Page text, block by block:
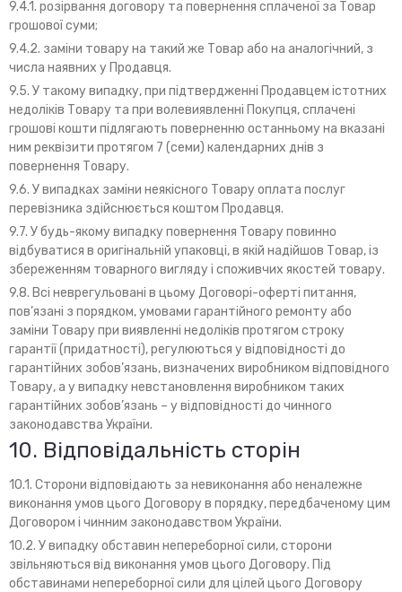
9.4.1. розірвання договору та повернення сплаченої за Товар
грошової суми;
9.4.2. заміни товару на такий же Товар або на аналогічний, з
числа наявних у Продавця.
9.5. У такому випадку, при підтвердженні Продавцем істотних
недоліків Товару та при волевиявленні Покупця, сплачені
грошові кошти підлягають поверненню останньому на вказані
ним реквізити протягом 7 (семи) календарних днів з
повернення Товару.
9.6. У випадках заміни неякісного Товару оплата послуг
перевізника здійснюється коштом Продавця.
9.7. У будь-якому випадку повернення Товару повинно
відбуватися в оригінальній упаковці, в якій надійшов Товар, із
збереженням товарного вигляду і споживчих якостей товару.
9.8. Всі неврегульовані в цьому Договорі-оферті питання,
пов’язані з порядком, умовами гарантійного ремонту або
заміни Товару при виявленні недоліків протягом строку
гарантії (придатності), регулюються у відповідності до
гарантійних зобов’язань, визначених виробником відповідного
Товару, а у випадку невстановлення виробником таких
гарантійних зобов’язань – у відповідності до чинного
законодавства України.
10. Відповідальність сторін
10.1. Сторони відповідають за невиконання або неналежне
виконання умов цього Договору в порядку, передбаченому цим
Договором і чинним законодавством України.
10.2. У випадку обставин непереборної сили, сторони
звільняються від виконання умов цього Договору. Під
обставинами непереборної сили для цілей цього Договору